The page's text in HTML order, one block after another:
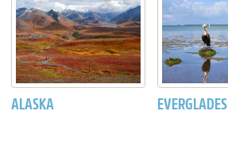
ALASKA EVERGLADES